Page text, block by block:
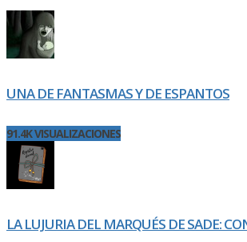
UNA DE FANTASMAS Y DE ESPANTOS
91.4K VISUALIZACIONES
LA LUJURIA DEL MARQUÉS DE SADE: